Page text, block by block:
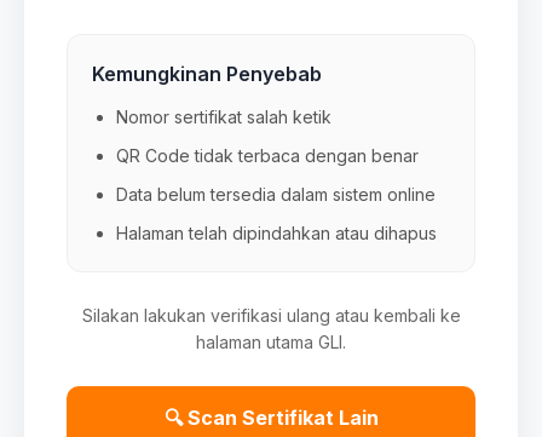
Kemungkinan Penyebab
Nomor sertifikat salah ketik
QR Code tidak terbaca dengan benar
Data belum tersedia dalam sistem online
Halaman telah dipindahkan atau dihapus
Silakan lakukan verifikasi ulang atau kembali ke
halaman utama GLI.
🔍 Scan Sertifikat Lain